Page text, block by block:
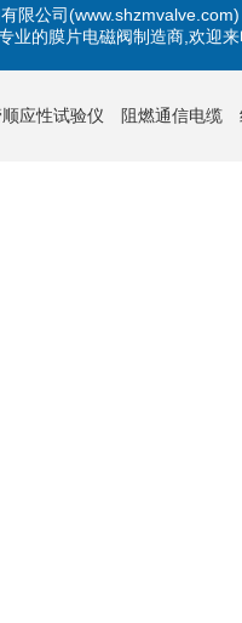
限公司
业的膜片电磁阀制造商,欢迎
应性试验仪 阻燃通信电缆